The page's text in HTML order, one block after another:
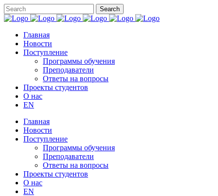
Главная
Новости
Поступление
Программы обучения
Преподаватели
Ответы на вопросы
Проекты студентов
О нас
EN
Главная
Новости
Поступление
Программы обучения
Преподаватели
Ответы на вопросы
Проекты студентов
О нас
EN